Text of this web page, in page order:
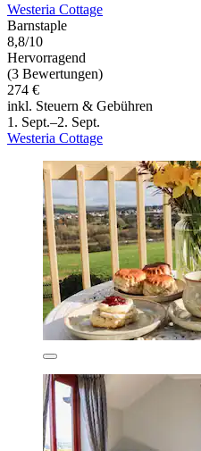
Westeria Cottage
Barnstaple
8,8/10
Hervorragend
(3 Bewertungen)
274 €
inkl. Steuern & Gebühren
1. Sept.–2. Sept.
Westeria Cottage